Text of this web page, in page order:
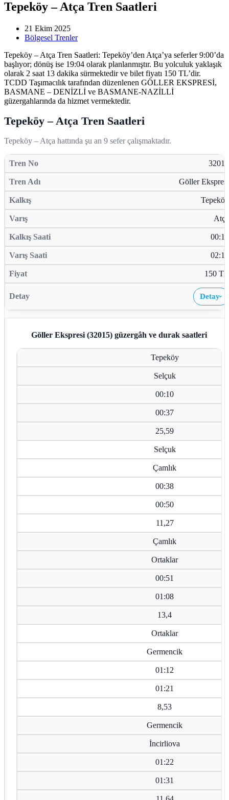
Tepeköy – Atça Tren Saatleri
21 Ekim 2025
Bölgesel Trenler
Tepeköy – Atça Tren Saatleri: Tepeköy’den Atça’ya seferler 9:00’da
başlıyor; dönüş ise 19:04 olarak planlanmıştır. Bu yolculuk yaklaşık
olarak 2 saat 13 dakika sürmektedir ve bilet fiyatı 150 TL’dir.
TCDD Taşımacılık tarafından düzenlenen GÖLLER EKSPRESİ,
BASMANE – DENİZLİ ve BASMANE-NAZİLLİ
güzergahlarında da hizmet vermektedir.
Tepeköy – Atça Tren Saatleri
Tepeköy – Atça hattında şu an 9 sefer çalışmaktadır.
32015
Göller Ekspresi
Tepeköy
Atça
00:10
02:19
150 TL
Detay›
Göller Ekspresi (32015) güzergâh ve durak saatleri
Tepeköy
Selçuk
00:10
00:37
25,59
Selçuk
Çamlık
00:38
00:50
11,27
Çamlık
Ortaklar
00:51
01:08
13,4
Ortaklar
Germencik
01:12
01:21
8,53
Germencik
İncirliova
01:22
01:31